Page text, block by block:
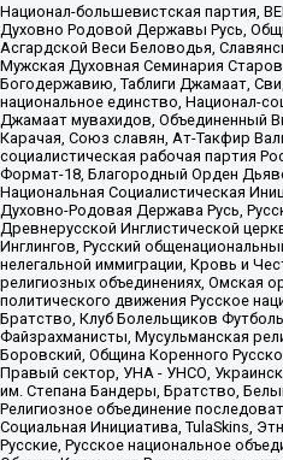
Национал-большевистская партия,
Духовно Родовой Державы Русь,
Асгардской Веси Беловодья,
Мужская Духовная Семинария
Богодержавию, Таблиги Джамаат,
национальное единство, Национал-
Джамаат мувахидов, Объединенный
Карачая, Союз славян, Ат-Такфир
социалистическая рабочая партия
Формат-18, Благородный Орден
Национальная Социалистическая
Духовно-Родовая Держава Русь,
Древнерусской Инглистической
Инглингов, Русский
нелегальной иммиграции, Кровь и
религиозных объединениях, Омская
политического движения Русское
Братство, Клуб Болельщиков
Файзрахманисты, Мусульманская
Боровский, Община Коренного
Правый сектор, УНА - УНСО,
им. Степана Бандеры, Братство,
Религиозное объединение
Социальная Инициатива, TulaSkins,
Русские, Русское национальное